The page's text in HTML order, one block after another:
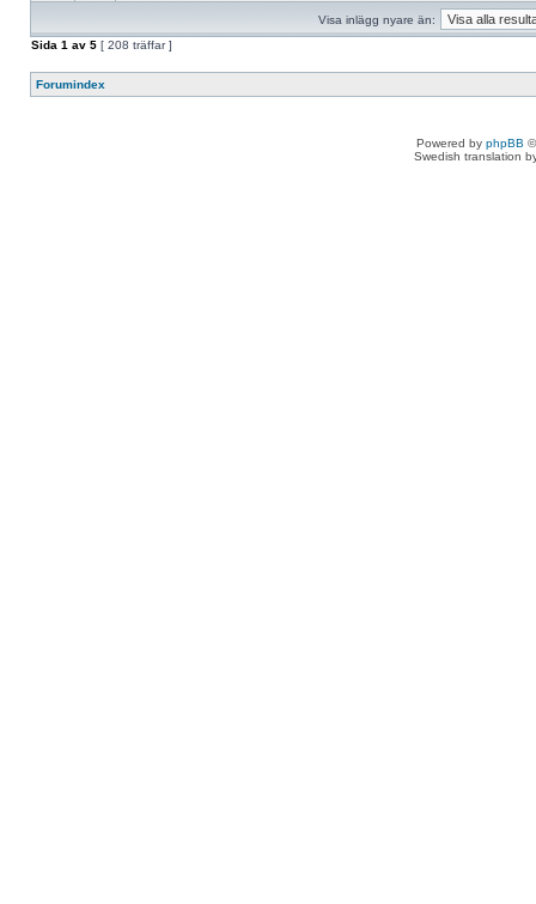
Visa inlägg nyare än:
Sida 1 av 5 [ 208 träffar ]
Forumindex
Powered by phpBB
Swedish translation